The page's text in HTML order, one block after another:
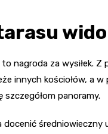
nagroda za wysiłek. Z
innych kościołów, a
szczegółom panoramy.
docenić średniowieczny